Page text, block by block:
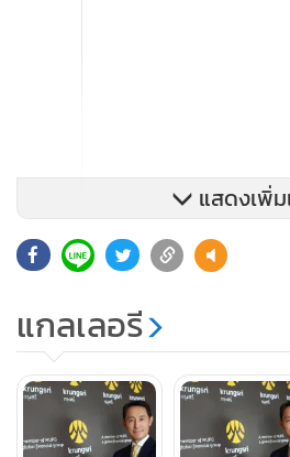
แสดงเพิ่
แกลเลอรี